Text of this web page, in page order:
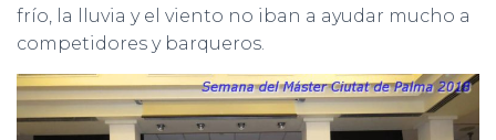
frío, la lluvia y el viento no iban a ayudar mucho a
competidores y barqueros.